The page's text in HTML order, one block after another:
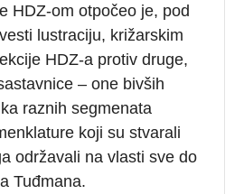
HDZ-om otpočeo je, pod
lustraciju, križarskim
HDZ-a protiv druge,
– one bivših
raznih segmenata
koji su stvarali
održavali na vlasti sve do
Tuđmana.